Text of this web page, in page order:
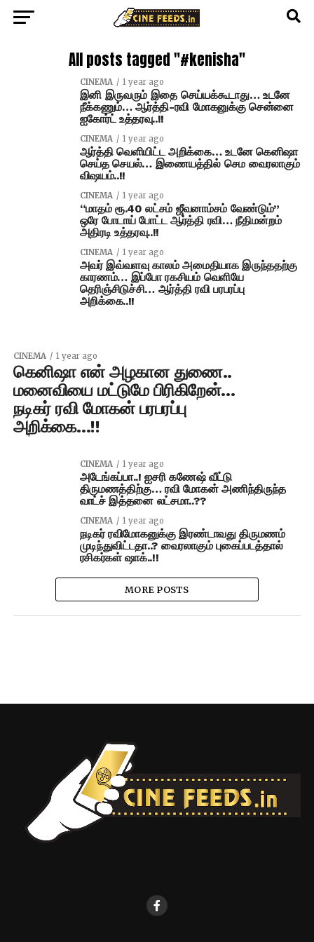
All posts tagged "#kenisha"
CINEMA 1 year ago
இனி இருவரும் இதை செய்யக்கூடாது… உடனே
நீக்கணும்… ஆர்த்தி-ரவி மோகனுக்கு சென்னை
ஐகோர்ட் உத்தரவு..!!
CINEMA 1 year ago
ஆர்த்தி வெளியிட்ட அறிக்கை… உடனே கெனிஷா
செய்த செயல்… இணையத்தில் செம வைரலாகும்
விஷயம்..!!
CINEMA 1 year ago
“மாதம் ரூ.40 லட்சம் ஜீவனாம்சம் வேண்டும்”
ஒரே போடாய் போட்ட ஆர்த்தி ரவி… நீதிமன்றம்
அதிரடி உத்தரவு..!!
CINEMA 1 year ago
அவர் இவ்வளவு காலம் அமைதியாக இருந்ததற்கு
காரணம்… இப்போ ரகசியம் வெளியே
தெரிஞ்சிடுச்சி… ஆர்த்தி ரவி பரபரப்பு
அறிக்கை..!!
CINEMA 1 year ago
கெனிஷா என் அழகான துணை..
மனைவியை மட்டுமே பிரிகிறேன்…
நடிகர் ரவி மோகன் பரபரப்பு
அறிக்கை…!!
CINEMA 1 year ago
அடேங்கப்பா..! ஐசரி கணேஷ் வீட்டு
திருமணத்திற்கு… ரவி மோகன் அணிந்திருந்த
வாட்ச் இத்தனை லட்சமா..??
CINEMA 1 year ago
நடிகர் ரவிமோகனுக்கு இரண்டாவது திருமணம்
முடிந்துவிட்டதா..? வைரலாகும் புகைப்படத்தால்
ரசிகர்கள் ஷாக்..!!
MORE POSTS